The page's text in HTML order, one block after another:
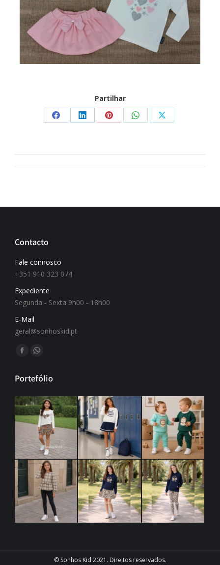
Partilhar
Contacto
Fale connosco
+351 910 323 074
Expediente
Segunda - Sexta 9h00 - 18h00
E-Mail
geral@sonhoskid.pt
Find us on:
Portefólio
© Sonhos Kid 2021. Direitos reservados.